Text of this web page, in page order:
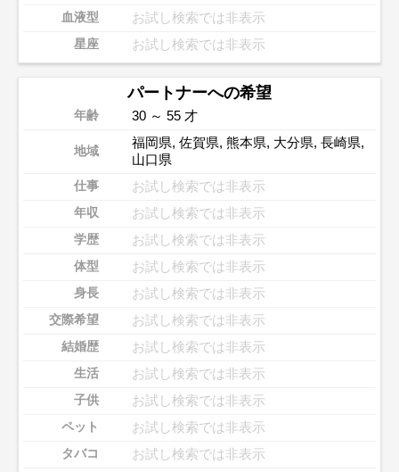
血液型 お試し検索では非表示
星座 お試し検索では非表示
パートナーへの希望
年齢 30 ～ 55 才
地域
福岡県, 佐賀県, 熊本県, 大分県, 長崎県,
山口県
仕事 お試し検索では非表示
年収 お試し検索では非表示
学歴 お試し検索では非表示
体型 お試し検索では非表示
身長 お試し検索では非表示
交際希望 お試し検索では非表示
結婚歴 お試し検索では非表示
生活 お試し検索では非表示
子供 お試し検索では非表示
ペット お試し検索では非表示
タバコ お試し検索では非表示